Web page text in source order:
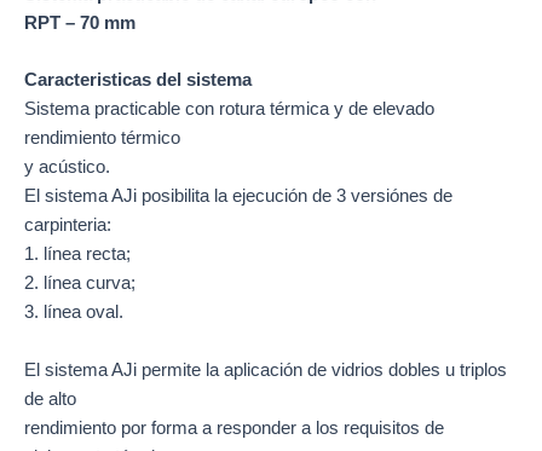
RPT – 70 mm
Caracteristicas del sistema
Sistema practicable con rotura térmica y de elevado
rendimiento térmico
y acústico.
El sistema AJi posibilita la ejecución de 3 versiónes de
carpinteria:
1. línea recta;
2. línea curva;
3. línea oval.
El sistema AJi permite la aplicación de vidrios dobles u triplos
de alto
rendimiento por forma a responder a los requisitos de